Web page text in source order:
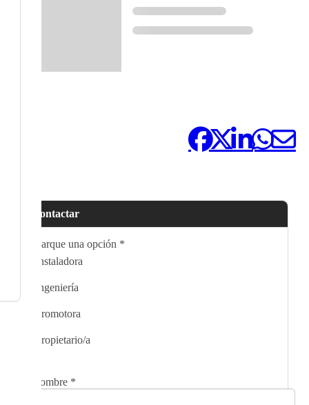
Contactar
Marque una opción *
Instaladora
Ingeniería
Promotora
Propietario/a
Nombre *